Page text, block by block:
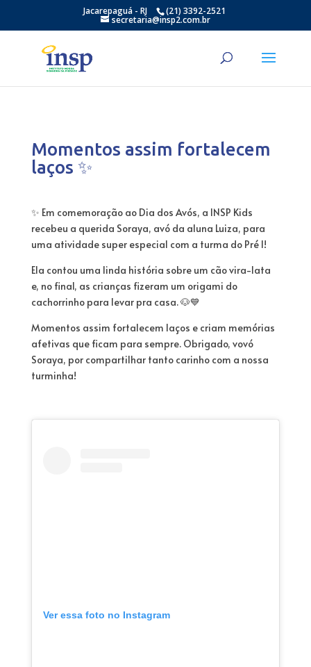
Jacarepaguá - RJ (21) 3392-2521
secretaria@insp2.com.br
Momentos assim fortalecem
laços ✨
✨ Em comemoração ao Dia dos Avós, a INSP Kids
recebeu a querida Soraya, avó da aluna Luiza, para
uma atividade super especial com a turma do Pré I!
Ela contou uma linda história sobre um cão vira-lata
e, no final, as crianças fizeram um origami do
cachorrinho para levar pra casa. 🐶💙
Momentos assim fortalecem laços e criam memórias
afetivas que ficam para sempre. Obrigado, vovó
Soraya, por compartilhar tanto carinho com a nossa
turminha!
Ver essa foto no Instagram